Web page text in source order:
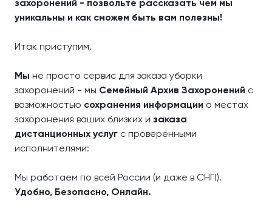
захоронений - позвольте рассказать чем мы
уникальны и как сможем быть вам полезны!
Итак приступим.
Мы не просто сервис для заказа уборки
захоронений - мы Семейный Архив Захоронений с
возможностью сохранения информации о местах
захоронения ваших близких и заказа
дистанционных услуг с проверенными
исполнителями:
Мы работаем по всей России (и даже в СНГ!).
Удобно, Безопасно, Онлайн.